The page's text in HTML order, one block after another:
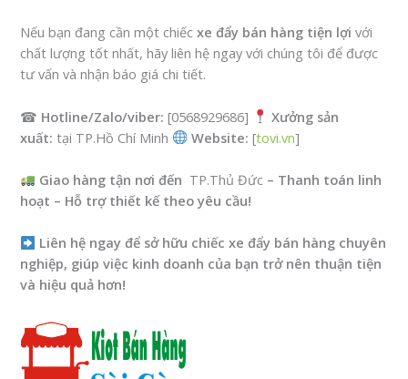
Nếu bạn đang cần một chiếcxe đẩy bán hàng tiện lợi với
chất lượng tốt nhất, hãy liên hệ ngay với chúng tôi để được
tư vấn và nhận báo giá chi tiết.
☎ Hotline/Zalo/viber: [0568929686]
Xưởng sản
xuất: tại TP.Hồ Chí Minh Website: [tovi.vn]
Giao hàng tận nơi đến TP.Thủ Đức – Thanh toán linh
hoạt – Hỗ trợ thiết kế theo yêu cầu!
Liên hệ ngay để sở hữu chiếc xe đẩy bán hàng chuyên
nghiệp, giúp việc kinh doanh của bạn trở nên thuận tiện
và hiệu quả hơn!